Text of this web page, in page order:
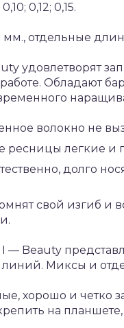
0,12; 0,15.
мм., отдельные
удовлетворят
Обладают
волокно не
ресницы легкие и
долго
свой изгиб и
— Beauty
линий. Миксы и
хорошо и четко
на